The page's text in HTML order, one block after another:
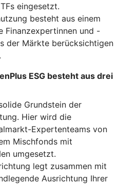
eingesetzt.
besteht aus einem
Finanzexpertinnen und -
der Märkte berücksichtigen
ESG besteht aus drei
Grundstein der
Hier wird die
Expertenteams von
Mischfonds mit
umgesetzt.
legt zusammen mit
Ausrichtung Ihrer